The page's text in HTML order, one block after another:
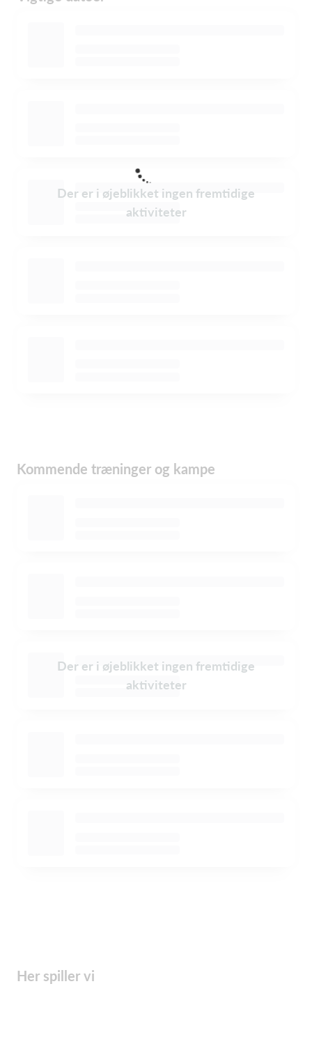
Der er i øjeblikket ingen fremtidige
aktiviteter
Kommende træninger og kampe
Der er i øjeblikket ingen fremtidige
aktiviteter
Her spiller vi